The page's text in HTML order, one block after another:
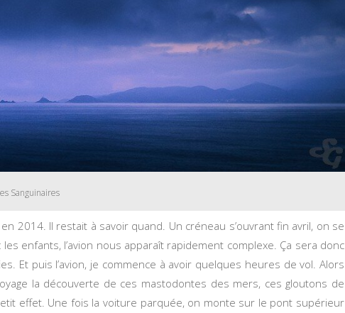
Sanguinaires
2014. Il restait à savoir quand. Un créneau s’ouvrant fin avril, on se
enfants, l’avion nous apparaît rapidement complexe. Ça sera donc
Et puis l’avion, je commence à avoir quelques heures de vol. Alors
la découverte de ces mastodontes des mers, ces gloutons de
effet. Une fois la voiture parquée, on monte sur le pont supérieur